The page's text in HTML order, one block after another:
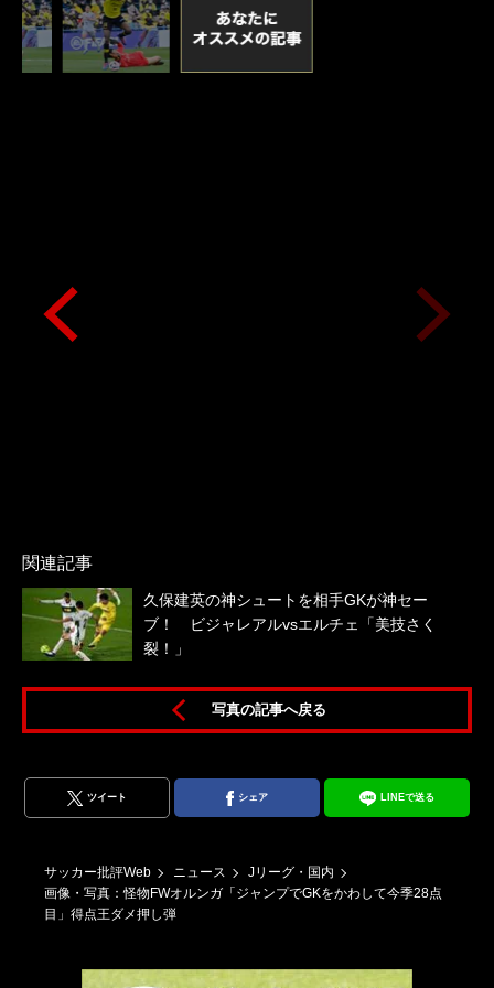
関連記事
久保建英の神シュートを相手GKが神セー
ブ！ ビジャレアルvsエルチェ「美技さく
裂！」
写真の記事へ戻る
ツイート シェア LINEで送る
サッカー批評Web ニュース
Jリーグ・国内
画像・写真：怪物FWオルンガ「ジャンプでGKをかわして今季28点
目」得点王ダメ押し弾